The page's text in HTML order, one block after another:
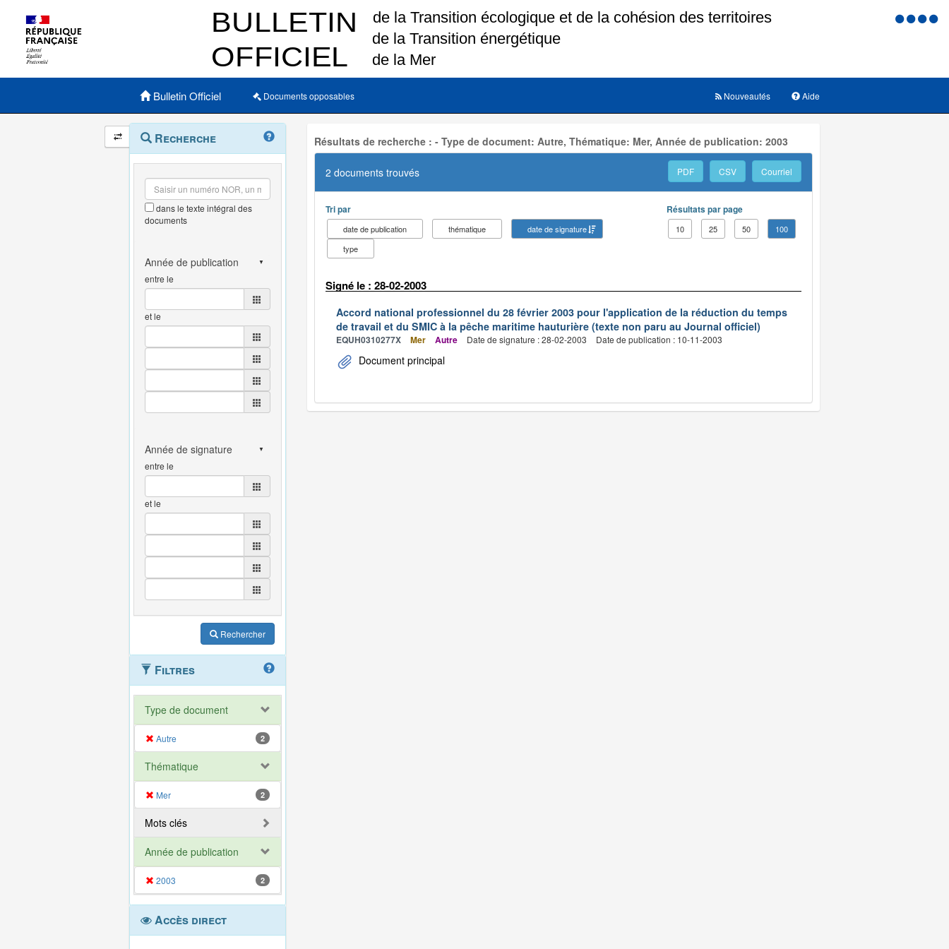
Menu
Menu principal
Bulletin Officiel Documents opposables Aide
Nouveautés
Navigation
et
outils
annexes
Menu
contextuel
Recherche
dans le texte intégral des
documents
entre le
et le
entre le
et le
Rechercher
Filtres
Type de document
Autre 2
Thématique
Mer 2
Mots clés
Année de publication
2003 2
Accès direct
Résultats de recherche : - Type de document: Autre, Thématique: Mer, Année de publication: 2003
2 documents trouvés PDF CSV Courriel
Tri par
date de publication thématique
date de signature
type
Résultats par page
10 25 50 100
Signé le : 28-02-2003
Accord national professionnel du 28 février 2003 pour l'application de la réduction du temps
de travail et du SMIC à la pêche maritime hauturière (texte non paru au Journal officiel)
EQUH0310277X Mer Autre Date de signature : 28-02-2003 Date de publication : 10-11-2003
Document principal